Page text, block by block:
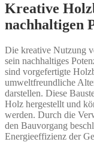
Kreative
nachhaltigen
Die kreative Nutzung
sein nachhaltiges
sind vorgefertigte
umweltfreundliche
darstellen. Diese
Holz hergestellt und
werden. Durch die
den Bauvorgang
Energieeffizienz der